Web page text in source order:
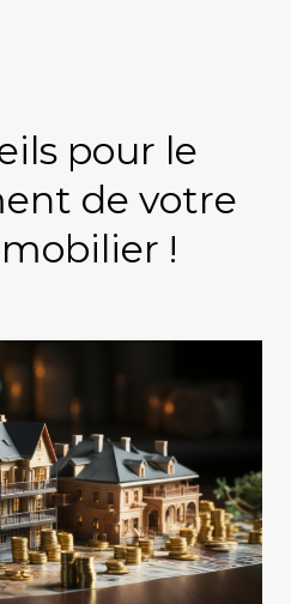
pour le
de votre
!